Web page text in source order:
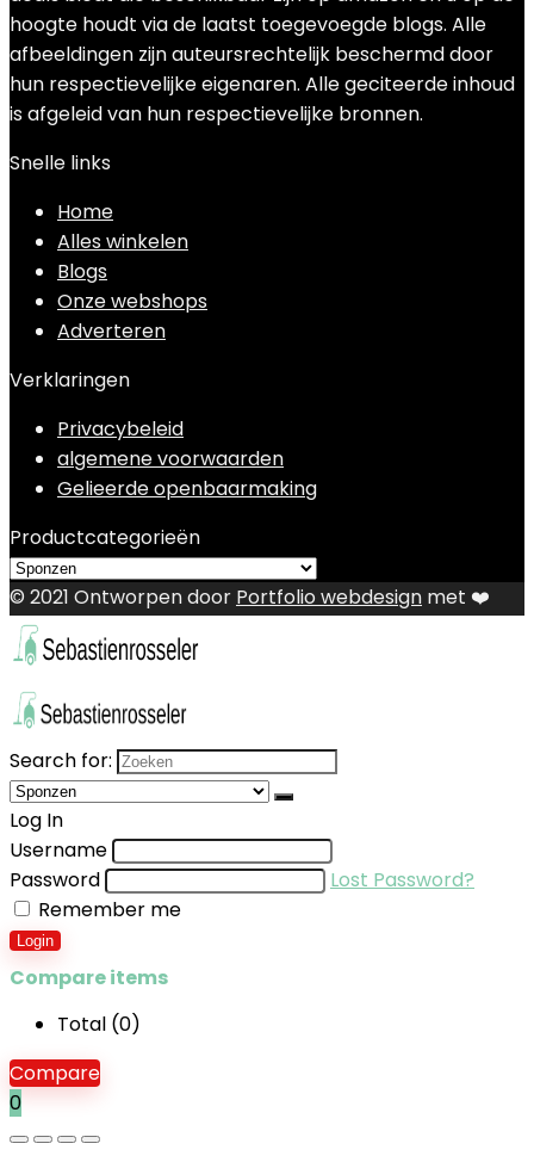
hoogte houdt via de laatst toegevoegde blogs. Alle
afbeeldingen zijn auteursrechtelijk beschermd door
hun respectievelijke eigenaren. Alle geciteerde inhoud
is afgeleid van hun respectievelijke bronnen.
Snelle links
Home
Alles winkelen
Blogs
Onze webshops
Adverteren
Verklaringen
Privacybeleid
algemene voorwaarden
Gelieerde openbaarmaking
Productcategorieën
© 2021 Ontworpen door Portfolio webdesign met ❤️
Search for:
Log In
Username
Password
Lost Password?
Remember me
Login
Compare items
Total (0)
Compare
0